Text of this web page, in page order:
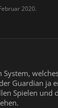
2020.
Guardian ja
Spielen